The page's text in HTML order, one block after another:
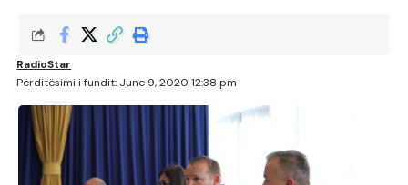
Përditësimi i fundit: June 9, 2020 12:38 pm
RadioStar